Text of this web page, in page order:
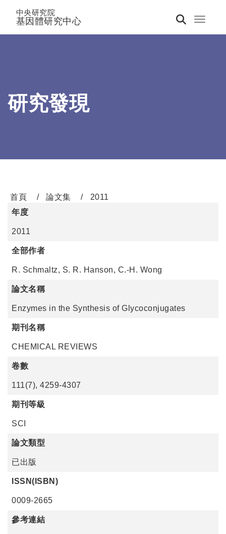
Toggle
中央研究院
基因體研究中心
研究發現
首頁 論文集
2011
年度
2011
全部作者
R. Schmaltz, S. R. Hanson, C.-H. Wong
論文名稱
Enzymes in the Synthesis of Glycoconjugates
期刊名稱
CHEMICAL REVIEWS
卷數
111(7), 4259-4307
期刊等級
SCI
論文類型
已出版
ISSN(ISBN)
0009-2665
參考連結